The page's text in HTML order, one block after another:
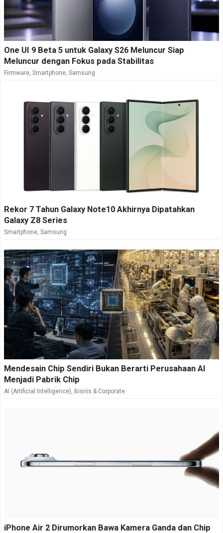
One UI 9 Beta 5 untuk Galaxy S26 Meluncur Siap
Meluncur dengan Fokus pada Stabilitas
Firmware Smartphone Samsung
Rekor 7 Tahun Galaxy Note10 Akhirnya Dipatahkan
Galaxy Z8 Series
Smartphone Samsung
Mendesain Chip Sendiri Bukan Berarti Perusahaan AI
Menjadi Pabrik Chip
AI (Artificial Intelligence) Bisnis & Corporate
iPhone Air 2 Dirumorkan Bawa Kamera Ganda dan Chip